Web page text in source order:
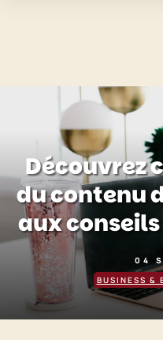
Découvrez
du contenu
aux
04
BUSINESS &